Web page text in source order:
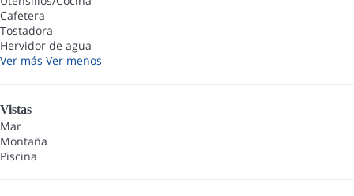
Cafetera
Tostadora
Hervidor de agua
Ver más Ver menos
Vistas
Mar
Montaña
Piscina